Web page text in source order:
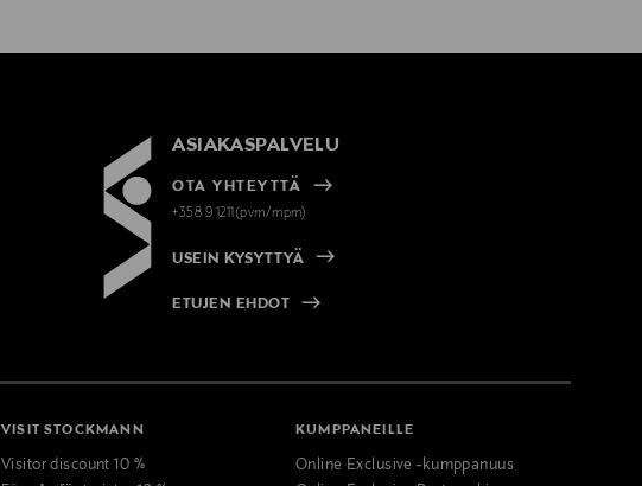
ASIAKASPALVELU
OTA YHTEYTTÄ
+358 9 1211(pvm/mpm)
USEIN KYSYTTYÄ
ETUJEN EHDOT
VISIT STOCKMANN
Visitor discount 10 %
KUMPPANEILLE
Online Exclusive -kumppanuus